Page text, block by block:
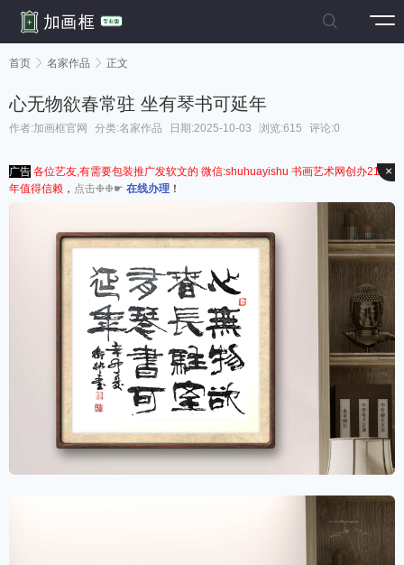

首页  名家作品  正文
心无物欲春常驻 坐有琴书可延年
作者:加画框官网 分类:名家作品 日期:2025-10-03 浏览:615 评论:0
广告 各位艺友,有需要包装推广发软文的 微信:shuhuayishu 书画艺术网创办21周
年值得信赖 ， 点击❉❉☛ 在线办理 ！
×